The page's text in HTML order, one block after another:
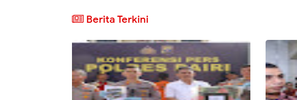
Berita Terkini